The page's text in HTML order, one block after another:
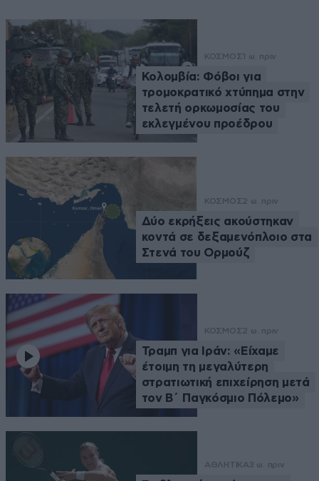
ΚΟΣΜΟΣ 1 ω. πριν
Κολομβία: Φόβοι για
τρομοκρατικό χτύπημα στην
τελετή ορκωμοσίας του
εκλεγμένου προέδρου
ΚΟΣΜΟΣ2 ω. πριν
Δύο εκρήξεις ακούστηκαν
κοντά σε δεξαμενόπλοιο στα
Στενά του Ορμούζ
ΚΟΣΜΟΣ2 ω. πριν
Τραμπ για Ιράν: «Είχαμε
έτοιμη τη μεγαλύτερη
στρατιωτική επιχείρηση μετά
τον Β΄ Παγκόσμιο Πόλεμο»
ΑΘΛΗΤΙΚΑ3 ω. πριν